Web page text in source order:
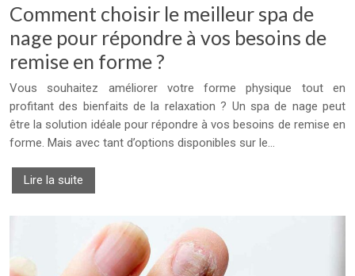
Comment choisir le meilleur spa de
nage pour répondre à vos besoins de
remise en forme ?
Vous souhaitez améliorer votre forme physique tout en
profitant des bienfaits de la relaxation ? Un spa de nage peut
être la solution idéale pour répondre à vos besoins de remise en
forme. Mais avec tant d’options disponibles sur le…
Lire la suite